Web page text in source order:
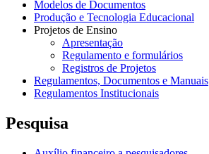
Modelos de Documentos
Produção e Tecnologia Educacional
Projetos de Ensino
Apresentação
Regulamento e formulários
Registros de Projetos
Regulamentos, Documentos e Manuais
Regulamentos Institucionais
Pesquisa